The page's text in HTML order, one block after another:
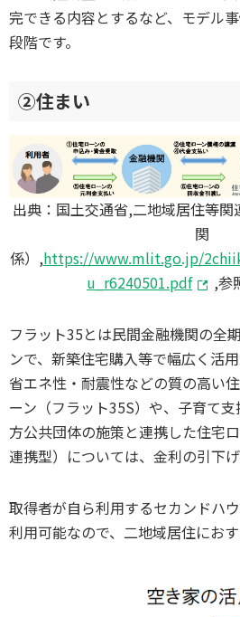
完できる内容とするなど、モデル
段階です。
②住まい
出典：国土交通省,二地域居住等
関
係）,https://www.mlit.go.jp/
u_r6240501.pdf
,参
フラット35とは民間金融機関の全
ンで、新築住宅購入等で幅広く活
省エネ性・耐震性などの質の高い
ーン（フラット35S）や、子育て
方公共団体の施策と連携した住宅
連携型）については、金利の引下
取得者が自ら利用するセカンドハ
利用可能なので、二地域居住におす